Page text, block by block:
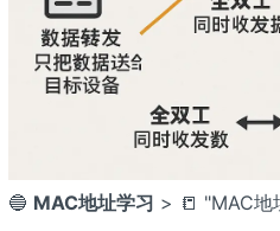
🔵 MAC地址学习 > 📒 "MAC地